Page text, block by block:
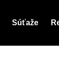
Súťaže